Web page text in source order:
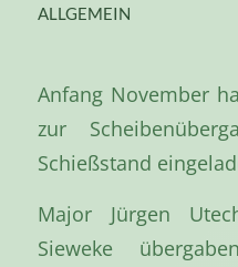
ALLGEMEIN
Anfang November
zur
Schießstand
Major Jürgen
Sieweke